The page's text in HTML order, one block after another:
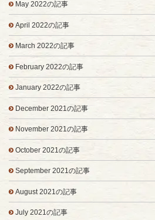
May 2022の記事
April 2022の記事
March 2022の記事
February 2022の記事
January 2022の記事
December 2021の記事
November 2021の記事
October 2021の記事
September 2021の記事
August 2021の記事
July 2021の記事